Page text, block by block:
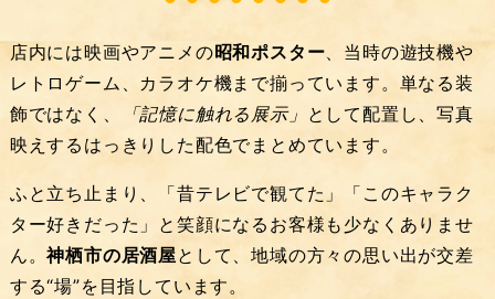
店内には映画やアニメの昭和ポスター、当時の遊技機や
レトロゲーム、カラオケ機まで揃っています。単なる装
飾ではなく、
「記憶に触れる展示」 として配置し、写真
映えするはっきりした配色でまとめています。
ふと立ち止まり、「昔テレビで観てた」「このキャラク
ター好きだった」と笑顔になるお客様も少なくありませ
ん。神栖市の居酒屋として、地域の方々の思い出が交差
する“場”を目指しています。